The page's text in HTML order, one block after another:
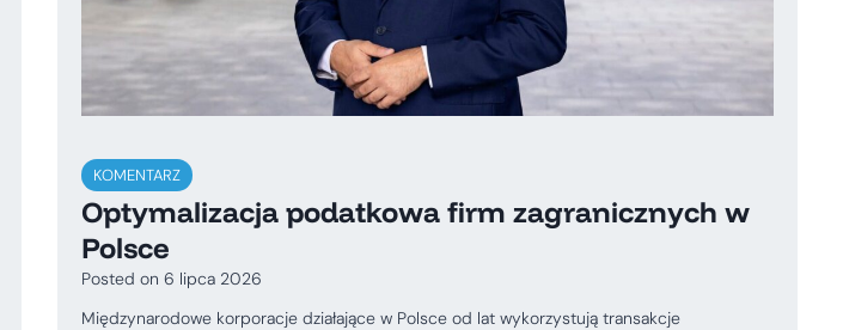
KOMENTARZ
Optymalizacja podatkowa firm zagranicznych w
Polsce
Posted on 6 lipca 2026
Międzynarodowe korporacje działające w Polsce od lat wykorzystują transakcje